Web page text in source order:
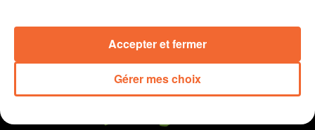
Gérer mes choix
Accepter et fermer